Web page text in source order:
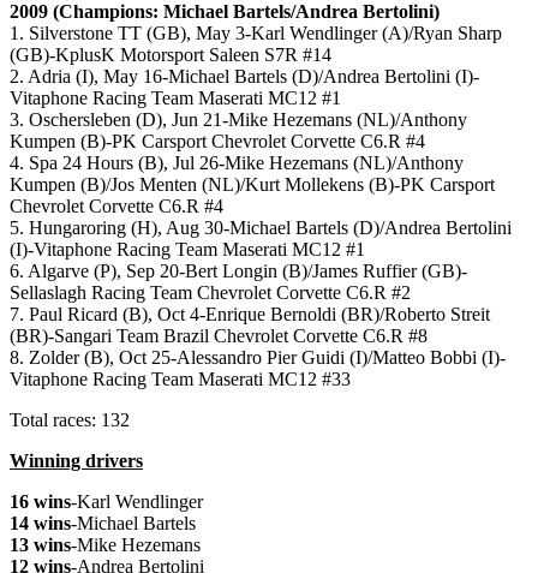
2009 (Champions: Michael Bartels/Andrea Bertolini)
1. Silverstone TT (GB), May 3-Karl Wendlinger (A)/Ryan Sharp
(GB)-KplusK Motorsport Saleen S7R #14
2. Adria (I), May 16-Michael Bartels (D)/Andrea Bertolini (I)-
Vitaphone Racing Team Maserati MC12 #1
3. Oschersleben (D), Jun 21-Mike Hezemans (NL)/Anthony
Kumpen (B)-PK Carsport Chevrolet Corvette C6.R #4
4. Spa 24 Hours (B), Jul 26-Mike Hezemans (NL)/Anthony
Kumpen (B)/Jos Menten (NL)/Kurt Mollekens (B)-PK Carsport
Chevrolet Corvette C6.R #4
5. Hungaroring (H), Aug 30-Michael Bartels (D)/Andrea Bertolini
(I)-Vitaphone Racing Team Maserati MC12 #1
6. Algarve (P), Sep 20-Bert Longin (B)/James Ruffier (GB)-
Sellaslagh Racing Team Chevrolet Corvette C6.R #2
7. Paul Ricard (B), Oct 4-Enrique Bernoldi (BR)/Roberto Streit
(BR)-Sangari Team Brazil Chevrolet Corvette C6.R #8
8. Zolder (B), Oct 25-Alessandro Pier Guidi (I)/Matteo Bobbi (I)-
Vitaphone Racing Team Maserati MC12 #33
Total races: 132
Winning drivers
16 wins-Karl Wendlinger
14 wins-Michael Bartels
13 wins-Mike Hezemans
12 wins-Andrea Bertolini